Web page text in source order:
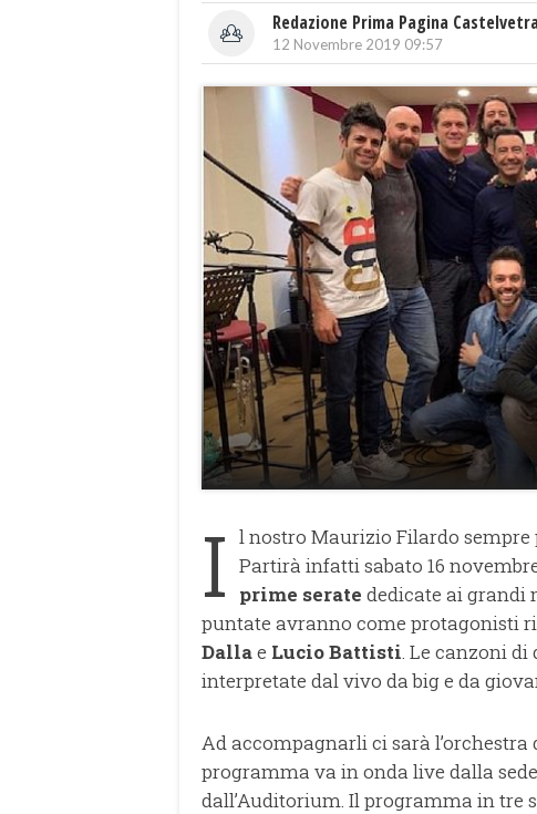
Redazione Prima Pagina
12 Novembre 2019 09:57
I l nostro Maurizio Filardo
Partirà infatti sabato 16
prime serate dedicate ai grandi
puntate avranno come protagonisti
Dallae Lucio Battisti. Le canzoni
interpretate dal vivo da big e da
Ad accompagnarli ci sarà l’orchestra
programma va in onda live dalla sede
dall’Auditorium. Il programma in tre